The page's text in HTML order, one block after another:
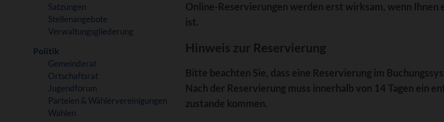
Satzungen
Stellenangebote
Verwaltungsgliederung
Politik
Gemeinderat
Ortschaftsrat
Jugendforum
Parteien & Wählervereinigungen
Wahlen
Online-Reservierungen werden erst wirksam, wenn Ihnen
ist.
Hinweis zur Reservierung
Bitte beachten Sie, dass eine Reservierung im
Nach der Reservierung muss innerhalb von 14 Tagen ein
zustande kommen.